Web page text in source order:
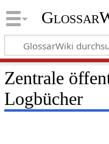
Zentrale
Logbücher